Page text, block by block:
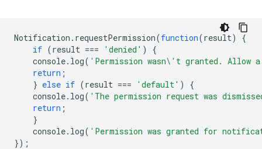
Notification . requestPermission(function(result)
{
if (result === 'denied' )
{
console. log( 'Permission wasn\'t granted. Allow
return ;
} else if (result === 'default' )
{
console. log( 'The permission request was
return ;
}
console. log( 'Permission was granted for
});